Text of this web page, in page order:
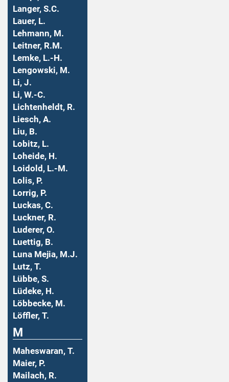
Langer, S.C.
Lauer, L.
Lehmann, M.
Leitner, R.M.
Lemke, L.-H.
Lengowski, M.
Li, J.
Li, W.-C.
Lichtenheldt, R.
Liesch, A.
Liu, B.
Lobitz, L.
Loheide, H.
Loidold, L.-M.
Lolis, P.
Lorrig, P.
Luckas, C.
Luckner, R.
Luderer, O.
Luettig, B.
Luna Mejia, M.J.
Lutz, T.
Lübbe, S.
Lüdeke, H.
Löbbecke, M.
Löffler, T.
M
Maheswaran, T.
Maier, P.
Mailach, R.